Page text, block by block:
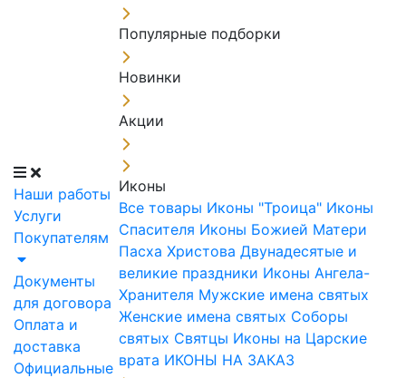
Наши работы
Услуги
Покупателям
Документы
для договора
Оплата и
доставка
Официальные
Популярные подборки
Новинки
Акции
Иконы
Все товары Иконы "Троица" Иконы
Спасителя Иконы Божией Матери
Пасха Христова Двунадесятые и
великие праздники Иконы Ангела-
Хранителя Мужские имена святых
Женские имена святых Соборы
святых Святцы Иконы на Царские
врата ИКОНЫ НА ЗАКАЗ